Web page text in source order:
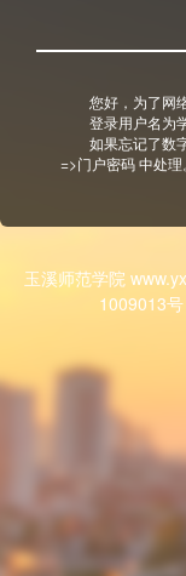
您好，为了网
登录用户名为
如果忘记了数
=>门户密码 中处理。
玉溪师范学院
1009013